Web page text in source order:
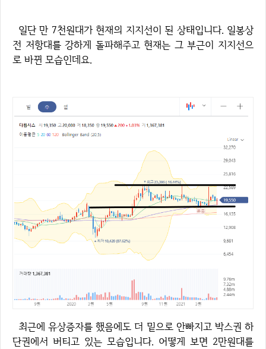
일단 만 7천원대가 현재의 지지선이 된 상태입니다. 일봉상
전 저항대를 강하게 돌파해주고 현재는 그 부근이 지지선으
로 바뀐 모습인데요.
최근에 유상증자를 했음에도 더 밑으로 안빠지고 박스권 하
단권에서 버티고 있는 모습입니다. 어떻게 보면 2만원대를